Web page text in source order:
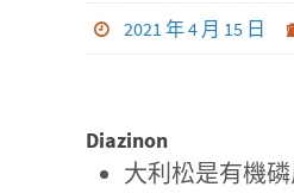
2021 年 4 月 15 日
Diazinon
大利松是有機